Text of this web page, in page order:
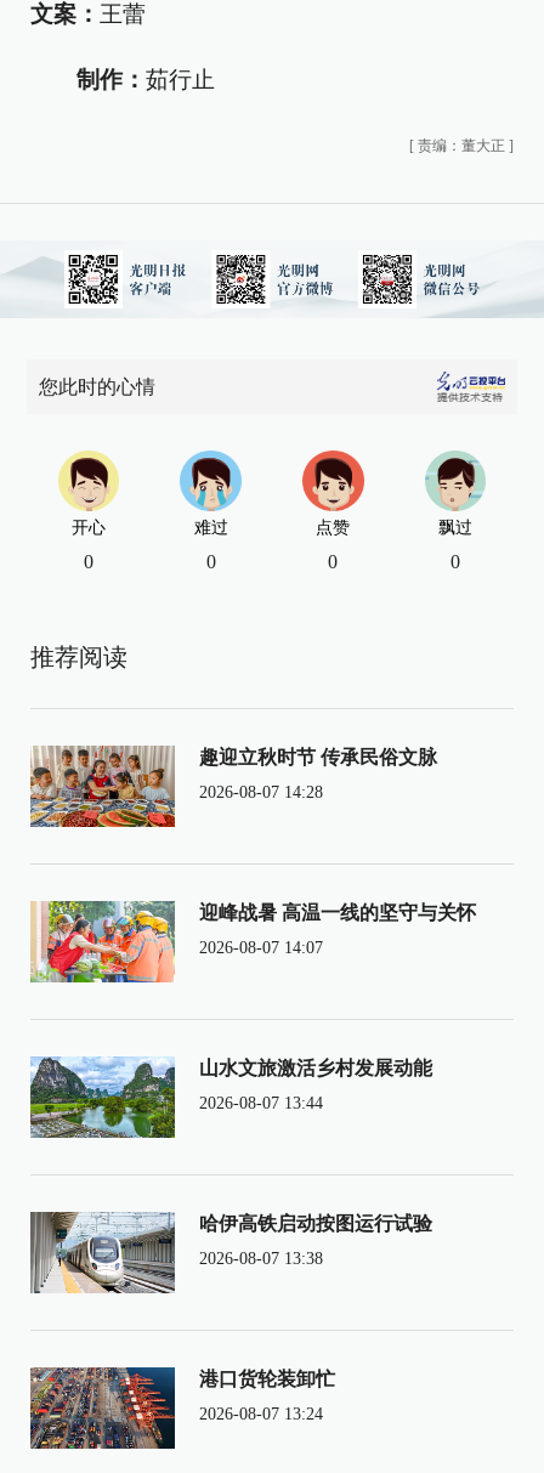
文案： 王蕾
制作： 茹行止
[ 责编：董大正 ]
您此时的心情
开心
0
难过
0
点赞
0
飘过
0
推荐阅读
趣迎立秋时节 传承民俗文脉
2026-08-07 14:28
迎峰战暑 高温一线的坚守与关怀
2026-08-07 14:07
山水文旅激活乡村发展动能
2026-08-07 13:44
哈伊高铁启动按图运行试验
2026-08-07 13:38
港口货轮装卸忙
2026-08-07 13:24